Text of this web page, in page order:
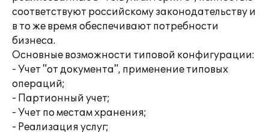
соответствуют российскому законодательству и
в то же время обеспечивают потребности
бизнеса.
Основные возможности типовой конфигурации:
- Учет "от документа", применение типовых
операций;
- Партионный учет;
- Учет по местам хранения;
- Реализация услуг;